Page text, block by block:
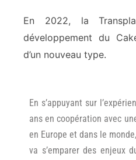
En 2022, la
développement du
d’un nouveau type.
En s’appuyant sur
ans en coopération avec
en Europe et dans le
va s’emparer des enjeux